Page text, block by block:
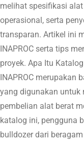
melihat spesifikasi
operasional, serta
transparan. Artikel ini
INAPROC serta tips
proyek. Apa Itu
INAPROC merupakan
yang digunakan untuk
pembelian alat berat
katalog ini, pengguna
bulldozer dari